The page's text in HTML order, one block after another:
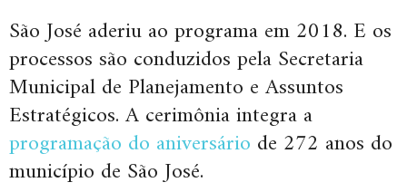
São José aderiu ao programa em 2018. E os
processos são conduzidos pela Secretaria
Municipal de Planejamento e Assuntos
Estratégicos. A cerimônia integra a
programação do aniversário de 272 anos do
município de São José.